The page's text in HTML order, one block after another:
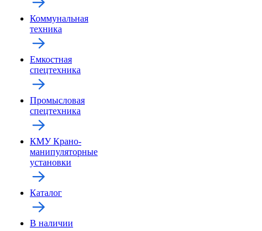
Коммунальная
техника
Емкостная
спецтехника
Промысловая
спецтехника
КМУ Крано-
манипуляторные
установки
Каталог
В наличии